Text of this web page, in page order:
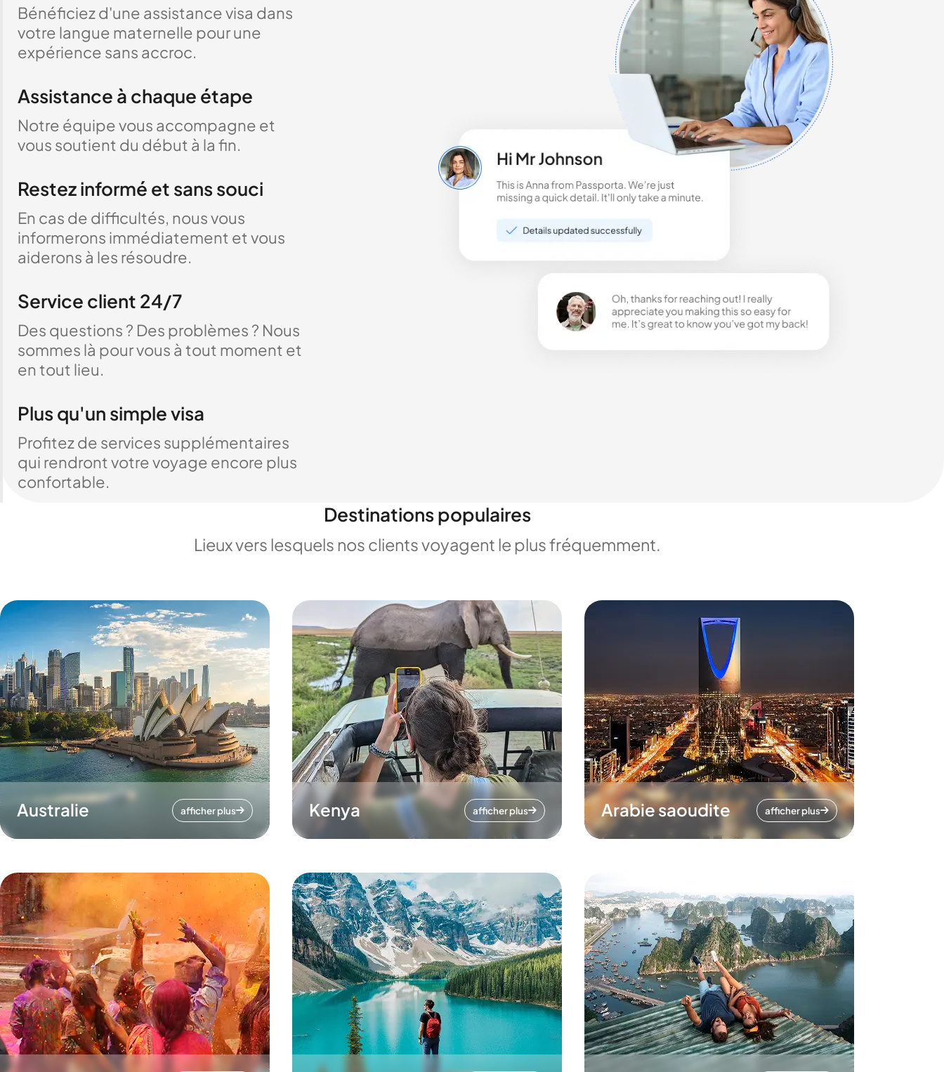
Bénéficiez d'une assistance visa dans
votre langue maternelle pour une
expérience sans accroc.
Assistance à chaque étape
Notre équipe vous accompagne et
vous soutient du début à la fin.
Restez informé et sans souci
En cas de difficultés, nous vous
informerons immédiatement et vous
aiderons à les résoudre.
Service client 24/7
Des questions ? Des problèmes ? Nous
sommes là pour vous à tout moment et
en tout lieu.
Plus qu'un simple visa
Profitez de services supplémentaires
qui rendront votre voyage encore plus
confortable.
Destinations populaires
Lieux vers lesquels nos clients voyagent le plus fréquemment.
Australie afficher plus Kenya afficher plus Arabie saoudite afficher plus